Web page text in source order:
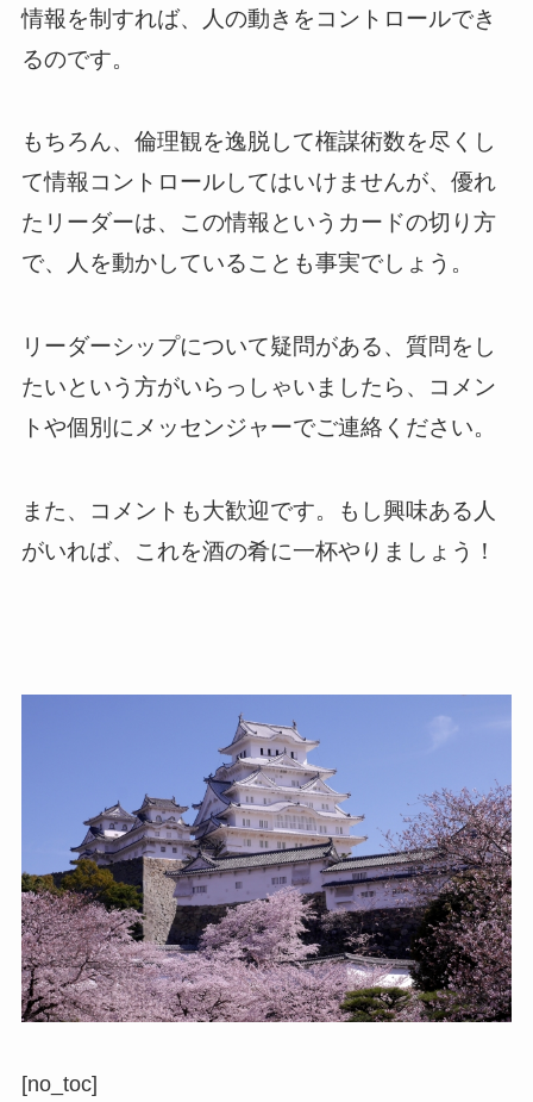
情報を制すれば、人の動きをコントロールでき
るのです。
もちろん、倫理観を逸脱して権謀術数を尽くし
て情報コントロールしてはいけませんが、優れ
たリーダーは、この情報というカードの切り方
で、人を動かしていることも事実でしょう。
リーダーシップについて疑問がある、質問をし
たいという方がいらっしゃいましたら、コメン
トや個別にメッセンジャーでご連絡ください。
また、コメントも大歓迎です。もし興味ある人
がいれば、これを酒の肴に一杯やりましょう！
[no_toc]